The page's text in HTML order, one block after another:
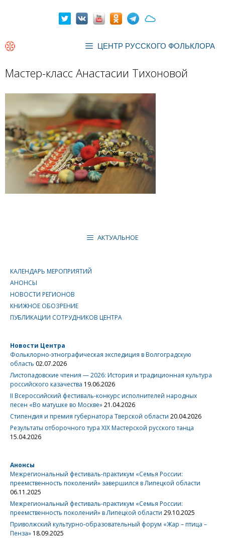
ЦЕНТР РУССКОГО ФОЛЬКЛОРА
Мастер-класс Анастасии Тихоновой
АКТУАЛЬНОЕ
КАЛЕНДАРЬ МЕРОПРИЯТИЙ
АНОНСЫ
НОВОСТИ РЕГИОНОВ
КНИЖНОЕ ОБОЗРЕНИЕ
ПУБЛИКАЦИИ СОТРУДНИКОВ ЦЕНТРА
Новости Центра
Фольклорно-этнографическая экспедиция в Волгоградскую
область 02.07.2026
Листопадовские чтения — 2026: История и традиционная культура
российского казачества 19.06.2026
II Всероссийский фестиваль-конкурс исполнителей народных
песен «Во матушке во Москве»21.04.2026
Стипендия и премия губернатора Тверской области 20.04.2026
Результаты отборочного тура XIX Мастерской русского танца
15.04.2026
Анонсы
Межрегиональный фестиваль-практикум «Семья России:
преемственность поколений» завершился в Липецкой области
06.11.2025
Межрегиональный фестиваль-практикум «Семья России:
преемственность поколений» в Липецкой области 29.10.2025
Приволжский культурно-образовательный форум «Жар – птица –
Пенза» 18.09.2025